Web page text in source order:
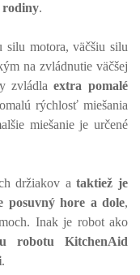
rodiny.
silu motora, väčšiu silu
na zvládnutie väčšej
zvládla extra pomalé
rýchlosť miešania
miešanie je určené
držiakov a taktiež je
posuvný hore a dole,
Inak je robot ako
robotu KitchenAid
.